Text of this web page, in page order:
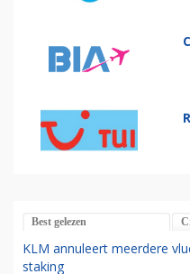
Best gelezen
KLM annuleert meerdere
staking